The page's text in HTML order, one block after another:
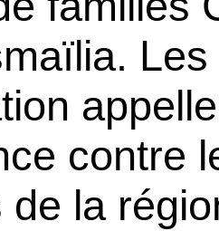
contre
de la